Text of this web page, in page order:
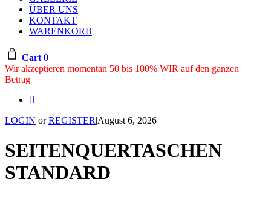
ÜBER UNS
KONTAKT
WARENKORB
Cart 0
Wir akzeptieren momentan 50 bis 100% WIR auf den ganzen
Betrag
LOGIN orREGISTER|August 6, 2026
SEITENQUERTASCHEN
STANDARD